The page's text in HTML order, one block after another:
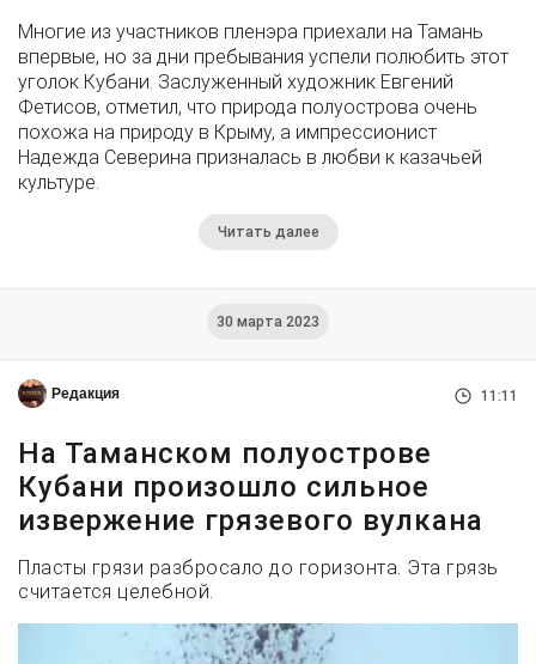
Многие из участников пленэра приехали на Тамань
впервые, но за дни пребывания успели полюбить этот
уголок Кубани. Заслуженный художник Евгений
Фетисов, отметил, что природа полуострова очень
похожа на природу в Крыму, а импрессионист
Надежда Северина призналась в любви к казачьей
культуре.
Читать далее
30 марта 2023
Редакция 11:11
На Таманском полуострове
Кубани произошло сильное
извержение грязевого вулкана
Пласты грязи разбросало до горизонта. Эта грязь
считается целебной.